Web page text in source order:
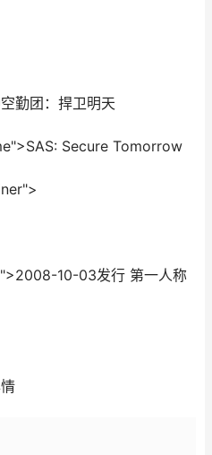
勤团：捍卫明天
Secure Tomorrow
10-03发行 第一人称